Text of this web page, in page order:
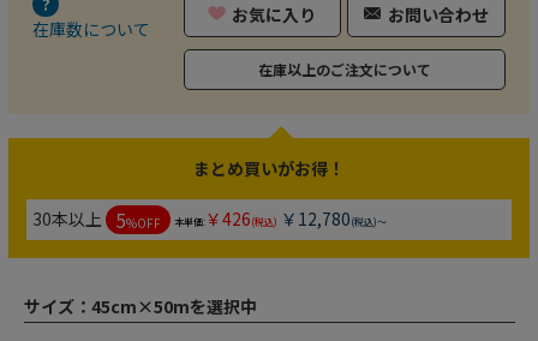
在庫数について
お気に入り お問い合わせ
在庫以上のご注文について
まとめ買いがお得！
30本以上 5%OFF 本単価:￥426(税込) ￥12,780(税込)～
サイズ： 45cm×50mを選択中